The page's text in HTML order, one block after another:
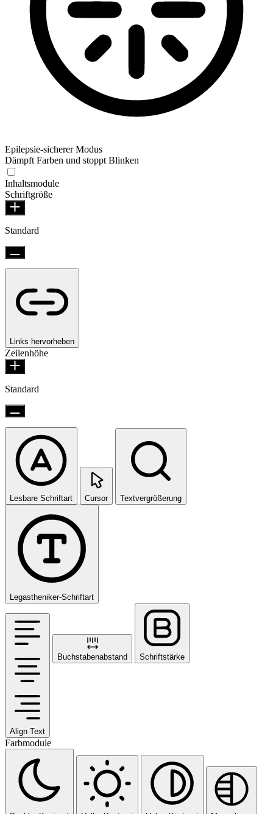
Epilepsie-sicherer Modus
Dämpft Farben und stoppt Blinken
Inhaltsmodule
Schriftgröße
Standard
Links hervorheben
Zeilenhöhe
Standard
Lesbare Schriftart Cursor Textvergrößerung
Legastheniker-Schriftart
Align Text
Buchstabenabstand Schriftstärke
Farbmodule